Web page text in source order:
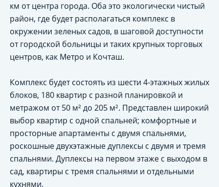
км от центра города. Оба это экологически чистый
район, где будет располагаться комплекс в
окружении зеленых садов, в шаговой доступности
от городской больницы и таких крупных торговых
центров, как Метро и Кочташ.
Комплекс будет состоять из шести 4-этажных жилых
блоков, 180 квартир с разной планировкой и
метражом от 50 м² до 205 м². Представлен широкий
выбор квартир с одной спальней; комфортные и
просторные апартаменты с двумя спальнями,
роскошные двухэтажные дуплексы c двумя и тремя
спальнями. Дуплексы на первом этаже с выходом в
сад, квартиры с тремя спальнями и отдельными
кухнями.